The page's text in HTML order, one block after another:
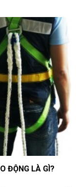
ĐỘNG LÀ GÌ?